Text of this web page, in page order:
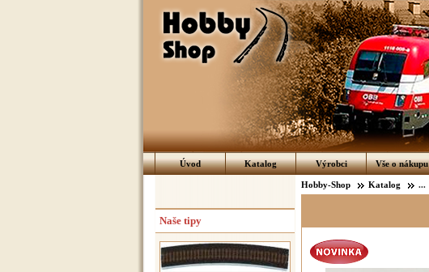
Úvod Katalog Výrobci Vše o nákupu
Hobby-Shop Katalog ...
Naše tipy